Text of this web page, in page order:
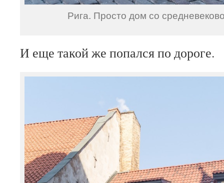
Рига. Просто дом со
И еще такой же попался по дороге.